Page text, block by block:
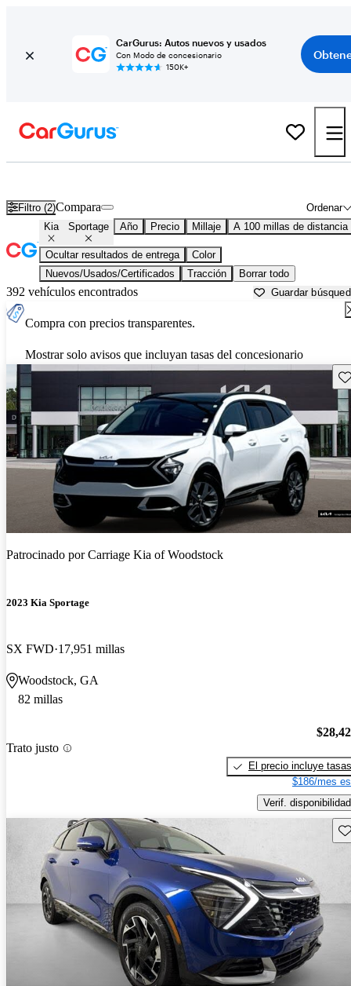
CarGurus: Autos nuevos y usados
Con Modo de concesionario
150K+
Filtro (2) Ordenar
Compara
Kia Sportage Año Precio Millaje A 100 millas de distancia
Ocultar resultados de entrega
Color
Nuevos/Usados/Certificados
Tracción Borrar todo
392 vehículos encontrados Guardar
Compra con precios transparentes.
Mostrar solo avisos que incluyan tasas del concesionario
Patrocinado porCarriage Kia of Woodstock
2023 Kia Sportage
SX FWD 17,951 millas
Woodstock, GA
82 millas
Trato justo
El precio incluye tasas
$186/mes
Verif. disponibilidad